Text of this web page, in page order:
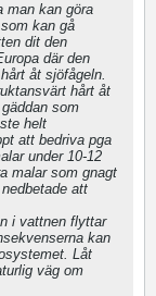
man kan göra
kan gå
dit den
där den
åt sjöfågeln.
hårt åt
som
helt
att bedriva pga
under 10-12
malar som gnagt
att
i vattnen flyttar
kan
Låt
väg om